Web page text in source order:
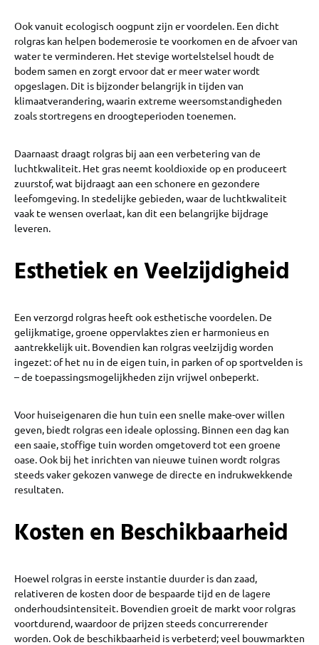
Ook vanuit ecologisch oogpunt zijn er voordelen. Een dicht
rolgras kan helpen bodemerosie te voorkomen en de afvoer van
water te verminderen. Het stevige wortelstelsel houdt de
bodem samen en zorgt ervoor dat er meer water wordt
opgeslagen. Dit is bijzonder belangrijk in tijden van
klimaatverandering, waarin extreme weersomstandigheden
zoals stortregens en droogteperioden toenemen.
Daarnaast draagt rolgras bij aan een verbetering van de
luchtkwaliteit. Het gras neemt kooldioxide op en produceert
zuurstof, wat bijdraagt aan een schonere en gezondere
leefomgeving. In stedelijke gebieden, waar de luchtkwaliteit
vaak te wensen overlaat, kan dit een belangrijke bijdrage
leveren.
Esthetiek en Veelzijdigheid
Een verzorgd rolgras heeft ook esthetische voordelen. De
gelijkmatige, groene oppervlaktes zien er harmonieus en
aantrekkelijk uit. Bovendien kan rolgras veelzijdig worden
ingezet: of het nu in de eigen tuin, in parken of op sportvelden is
– de toepassingsmogelijkheden zijn vrijwel onbeperkt.
Voor huiseigenaren die hun tuin een snelle make-over willen
geven, biedt rolgras een ideale oplossing. Binnen een dag kan
een saaie, stoffige tuin worden omgetoverd tot een groene
oase. Ook bij het inrichten van nieuwe tuinen wordt rolgras
steeds vaker gekozen vanwege de directe en indrukwekkende
resultaten.
Kosten en Beschikbaarheid
Hoewel rolgras in eerste instantie duurder is dan zaad,
relativeren de kosten door de bespaarde tijd en de lagere
onderhoudsintensiteit. Bovendien groeit de markt voor rolgras
voortdurend, waardoor de prijzen steeds concurrerender
worden. Ook de beschikbaarheid is verbeterd; veel bouwmarkten